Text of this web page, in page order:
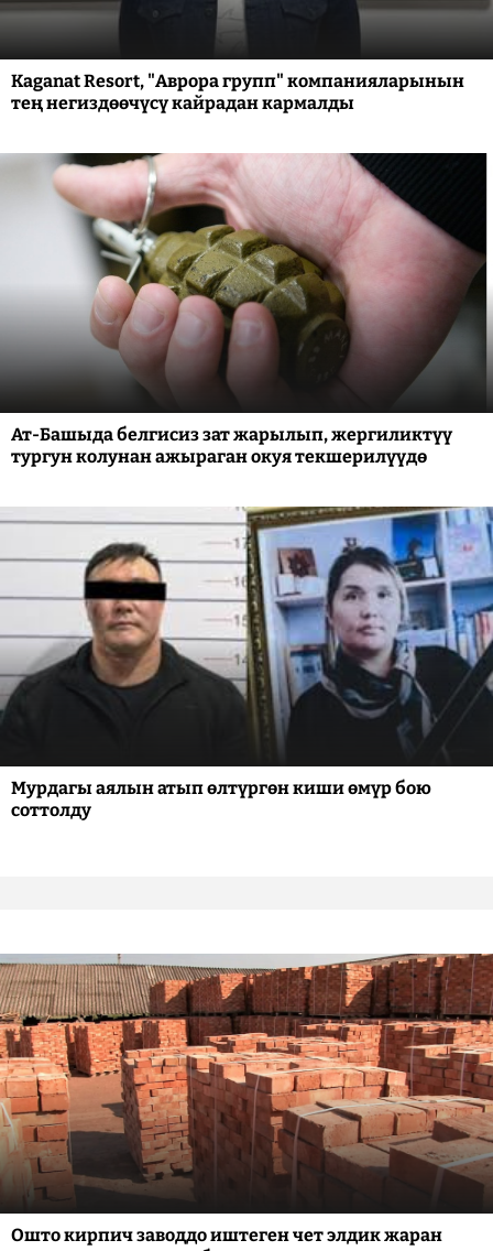
Kaganat Resort, "Аврора групп" компанияларынын
тең негиздөөчүсү кайрадан кармалды
Ат-Башыда белгисиз зат жарылып, жергиликтүү
тургун колунан ажыраган окуя текшерилүүдө
Мурдагы аялын атып өлтүргөн киши өмүр бою
соттолду
Ошто кирпич заводдо иштеген чет элдик жаран